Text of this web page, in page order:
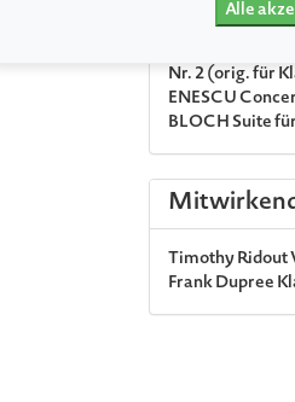
JOACHIM
Nr. 2 (orig. für
ENESCU
BLOCHSuite
Timothy Ridout
Frank Dupree
Alle